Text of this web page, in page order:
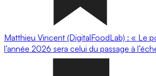
Matthieu Vincent (DigitalFoodLab) : « Le
l’année 2026 sera celui du passage à